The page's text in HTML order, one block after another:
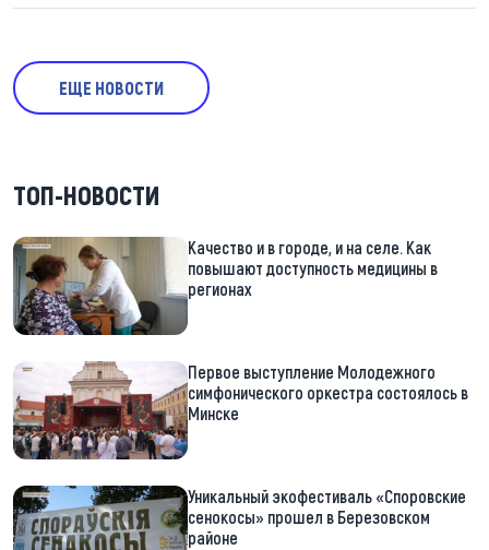
ЕЩЕ НОВОСТИ
ТОП-НОВОСТИ
Качество и в городе, и на селе. Как
повышают доступность медицины в
регионах
Первое выступление Молодежного
симфонического оркестра состоялось в
Минске
Уникальный экофестиваль «Споровские
сенокосы» прошел в Березовском
районе